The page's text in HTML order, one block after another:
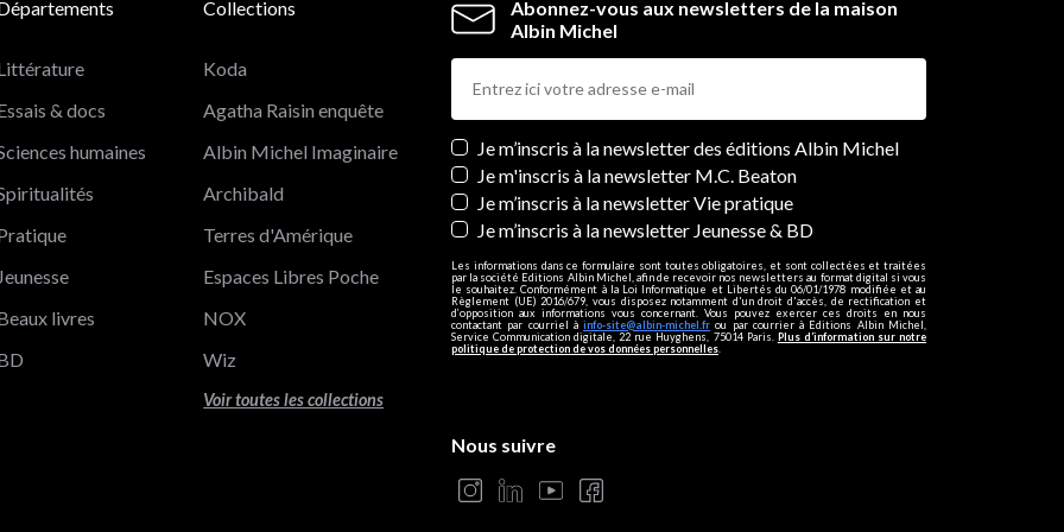
Abonnez-vous aux newsletters de la maison
Albin Michel
Newsletters
Je m’inscris à la newsletter des éditions Albin Michel
Je m'inscris à la newsletter M.C. Beaton
Je m’inscris à la newsletter Vie pratique
Je m’inscris à la newsletter Jeunesse & BD
Les informations dans ce formulaire sont toutes obligatoires, et sont collectées et traitées
par la société Editions Albin Michel, afin de recevoir nos newsletters au format digital si vous
le souhaitez. Conformément à la Loi Informatique et Libertés du 06/01/1978 modifiée et au
Règlement (UE) 2016/679, vous disposez notamment d'un droit d'accès, de rectification et
d’opposition aux informations vous concernant. Vous pouvez exercer ces droits en nous
contactant par courriel àinfo-site@albin-michel.fr ou par courrier à Editions Albin Michel,
Service Communication digitale, 22 rue Huyghens, 75014 Paris. Plus d’information sur notre
politique de protection de vos données personnelles
& docs
humaines
Jeunesse
livres
Collections
Koda
Agatha Raisin enquête
Albin Michel Imaginaire
Archibald
Terres d'Amérique
Espaces Libres Poche
NOX
Wiz
Voir toutes les collections
Nous suivre